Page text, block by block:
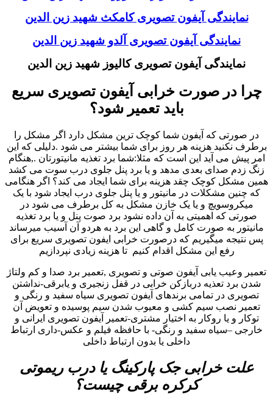
نمایندگی آیفون تصویری کامکث شهید زین الدین
نمایندگی آیفون تصویری آلدو شهید زین الدین
نمایندگی آیفون تصویری کالیوز شهید زین الدین
چرا در صورت خرابی آیفون تصویری سریع
باید تعمیر شود؟
در صورتی که آیفون شما کوچک ترین مشکل دارد اگر مشکل را
برطرف نکنید هزینه هر روز برای شما بیشتر می شود .دلیلی که این
امر پیش می آید این است که مثلا:شما برد تغذیه مانیتورتان .,هنگام
زنگ زدم صدای بعدی مدهد و یا برد پنل جلوی درب سوت می کشد
همین مشکل کوچک چقد هزینه برای شما ایجاد می کند؟ اگر هنگامی
که چنین مشکلات در مانیتور و یا پنل جلوی درب ایجاد شود با یک
میکروسویچ و یا یک خازن مشکل به کل برطرف می شود در
صورتی که اهمیتی به آن داده نشود برد صوت پنل و یا برد تغذیه
مانیتور به صورت کامل و گاهی این برد به هردو آن آسیب میرساند
پس نتیجه میگیریم که درصورت خرابی ایفون تصویری سریع برای
رفع این مشکل اقدام کنیم تا هزینه زیادی نپردازیم
تعمیر وعیب یابی آیفون صوتی و تصویری ,تعمیر برد صدا و کم ولتاژ
شدن برد تعذیه دربازکن خرابی در قفل زنجیری و یابرقی-نداشتن
تصویری در تمامی برندهای آیفون تصویری سیاه سفید و رنگی و
تعمیر نصب سیم کشی و معیوب شدن سیم پوسیده و تعویض آن
توکار و یا روکار به اختیار مشتری-تعمیر آیفون تصویری ایرانی و
خارجی –سیاه سفید و رنگی- با حافظه فیلم و عکس-داری ارتباط
داخلی یا بدون ارتباط داخلی
علت خرابی جک پارکینگ یا درب ریموتی
کرکره برقی چیست؟